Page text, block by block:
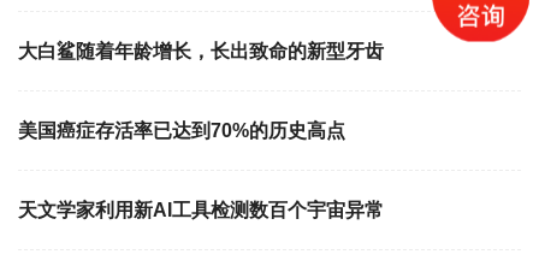
大白鲨随着年龄增长，长出致命的新型牙齿
美国癌症存活率已达到70%的历史高点
天文学家利用新AI工具检测数百个宇宙异常